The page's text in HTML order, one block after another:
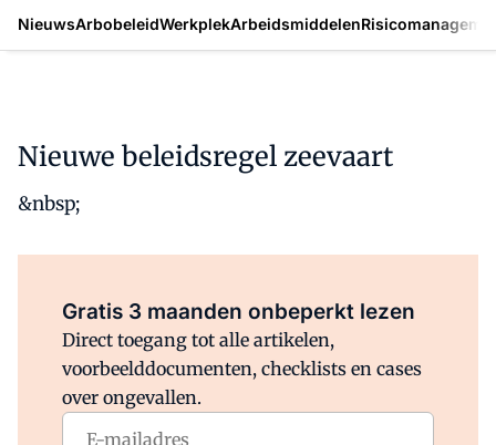
NieuwsArbobeleidWerkplekArbeidsmiddelen
Nieuwe beleidsregel zeevaart
&nbsp;
Gratis 3 maanden onbeperkt lezen
Direct toegang tot alle artikelen,
voorbeelddocumenten, checklists en cases
over ongevallen.